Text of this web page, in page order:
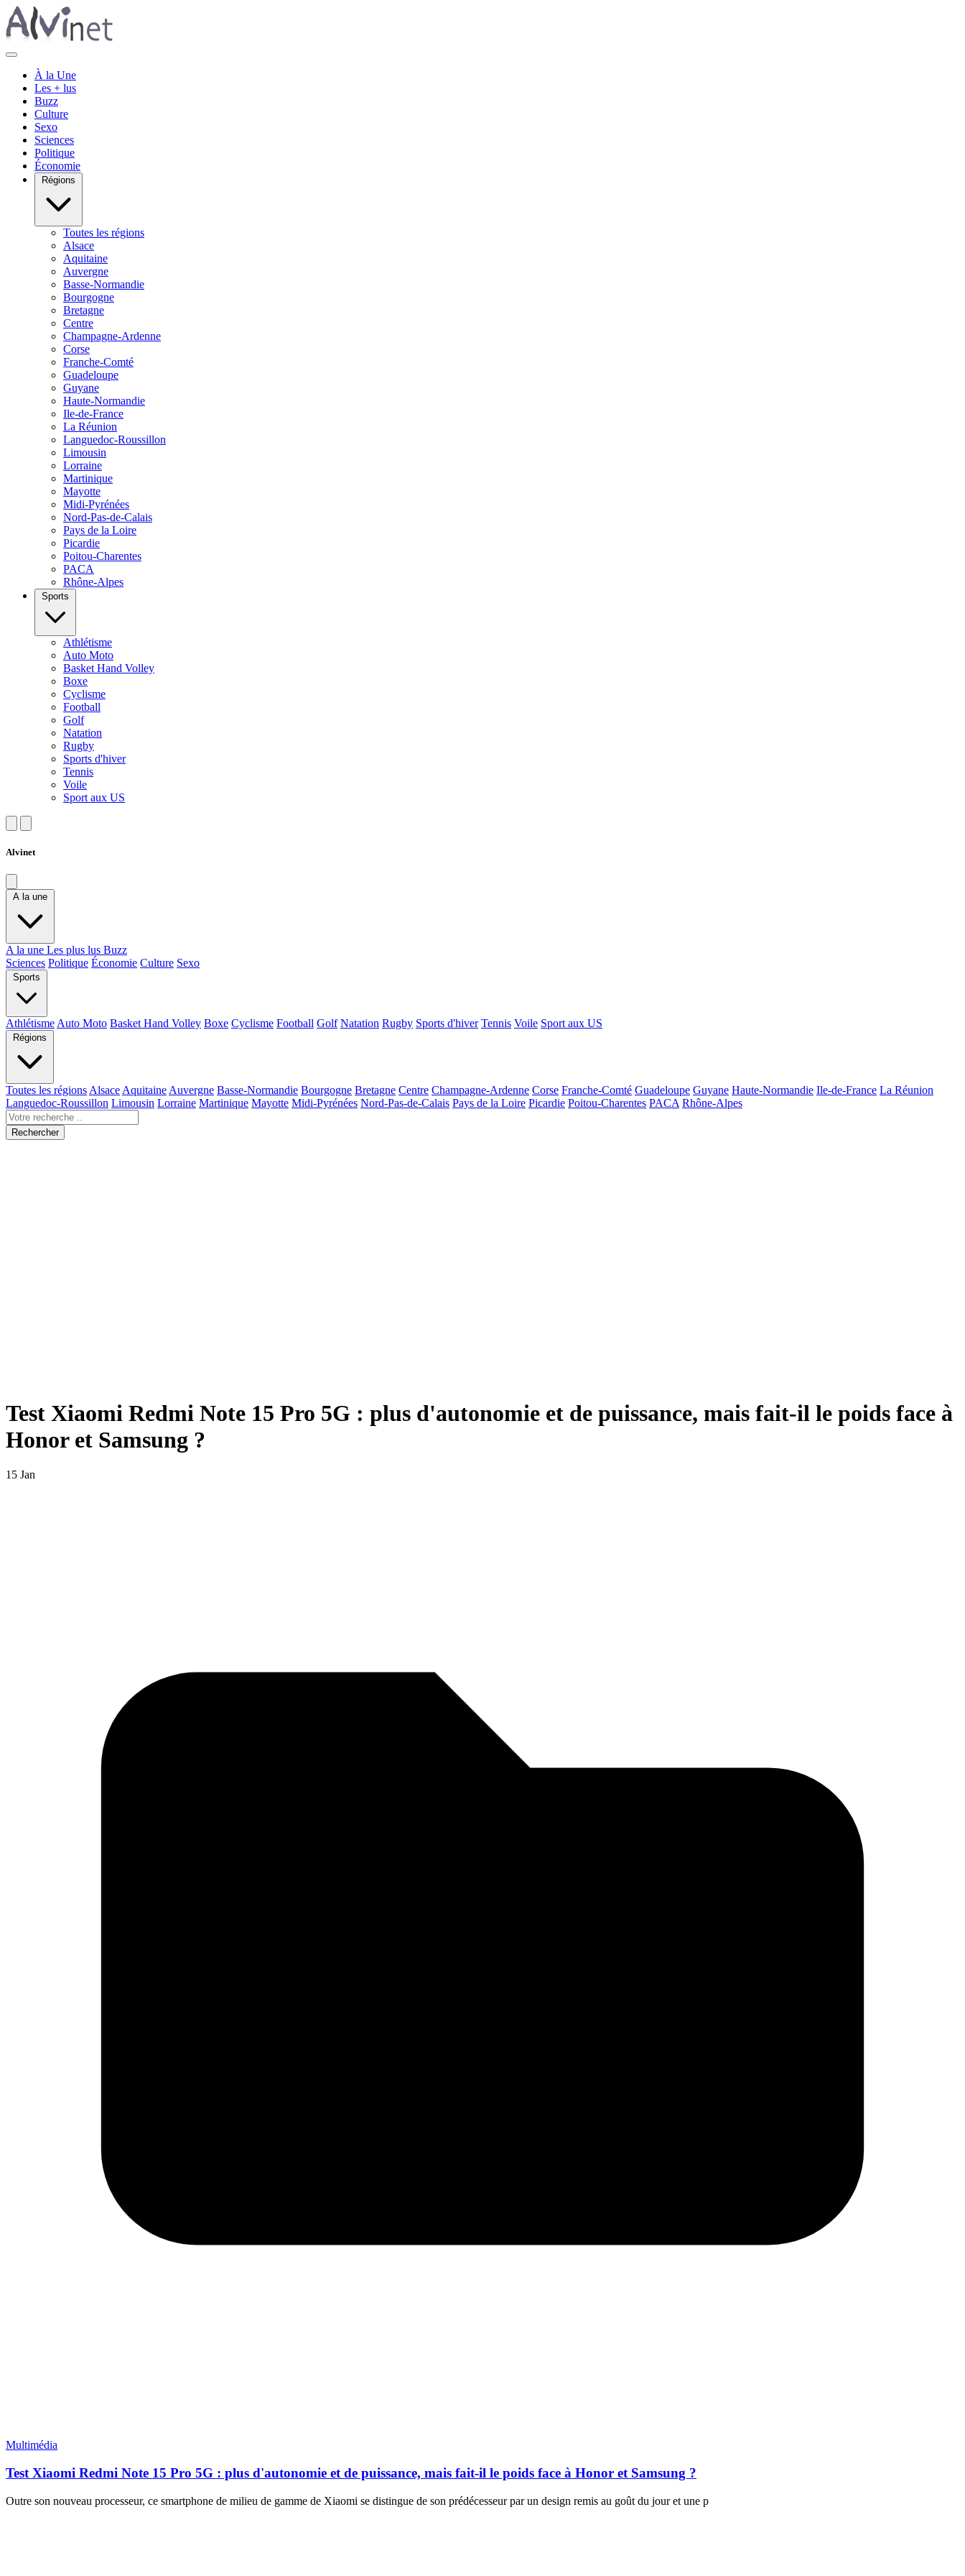
À la Une
Les + lus
Buzz
Culture
Sexo
Sciences
Politique
Économie
Régions
Toutes les régions
Alsace
Aquitaine
Auvergne
Basse-Normandie
Bourgogne
Bretagne
Centre
Champagne-Ardenne
Corse
Franche-Comté
Guadeloupe
Guyane
Haute-Normandie
Ile-de-France
La Réunion
Languedoc-Roussillon
Limousin
Lorraine
Martinique
Mayotte
Midi-Pyrénées
Nord-Pas-de-Calais
Pays de la Loire
Picardie
Poitou-Charentes
PACA
Rhône-Alpes
Sports
Athlétisme
Auto Moto
Basket Hand Volley
Boxe
Cyclisme
Football
Golf
Natation
Rugby
Sports d'hiver
Tennis
Voile
Sport aux US
Alvinet
A la une
A la une Les plus lus Buzz
Sciences Politique Économie Culture Sexo
Sports
Athlétisme Auto Moto Basket Hand Volley Boxe Cyclisme Football Golf Natation Rugby Sports d'hiver Tennis Voile Sport aux US
Régions
Toutes les régions Alsace Aquitaine Auvergne Basse-Normandie Bourgogne Bretagne Centre Champagne-Ardenne Corse Franche-Comté Guadeloupe Guyane Haute-Normandie Ile-de-France La Réunion
Languedoc-Roussillon Limousin Lorraine Martinique Mayotte Midi-Pyrénées Nord-Pas-de-Calais Pays de la Loire Picardie Poitou-Charentes PACA Rhône-Alpes
Rechercher
Test Xiaomi Redmi Note 15 Pro 5G : plus d'autonomie et de puissance, mais fait-il le poids face à
Honor et Samsung ?
15 Jan
Multimédia
Test Xiaomi Redmi Note 15 Pro 5G : plus d'autonomie et de puissance, mais fait-il le poids face à Honor et Samsung ?
Outre son nouveau processeur, ce smartphone de milieu de gamme de Xiaomi se distingue de son prédécesseur par un design remis au goût du jour et une p